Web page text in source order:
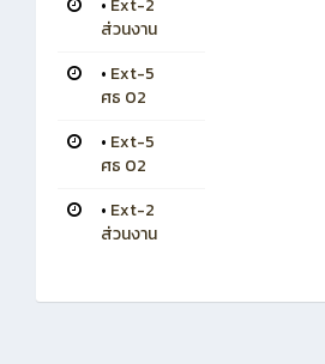
• Ext-2
ส่วนงาน
• Ext-5
ศธ 02
• Ext-5
ศธ 02
• Ext-2
ส่วนงาน